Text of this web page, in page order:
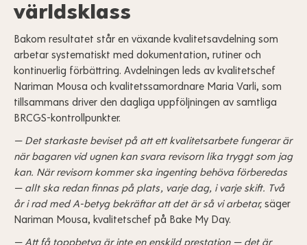
världsklass
Bakom resultatet står en växande kvalitetsavdelning som
arbetar systematiskt med dokumentation, rutiner och
kontinuerlig förbättring. Avdelningen leds av kvalitetschef
Nariman Mousa och kvalitetssamordnare Maria Varli, som
tillsammans driver den dagliga uppföljningen av samtliga
BRCGS-kontrollpunkter.
— Det starkaste beviset på att ett kvalitetsarbete fungerar är
när bagaren vid ugnen kan svara revisorn lika tryggt som jag
kan. När revisorn kommer ska ingenting behöva förberedas
— allt ska redan finnas på plats, varje dag, i varje skift. Två
år i rad med A-betyg bekräftar att det är så vi arbetar, säger
Nariman Mousa, kvalitetschef på Bake My Day.
— Att få toppbetyg är inte en enskild prestation — det är